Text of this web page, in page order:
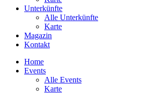
Unterkünfte
Alle Unterkünfte
Karte
Magazin
Kontakt
Home
Events
Alle Events
Karte